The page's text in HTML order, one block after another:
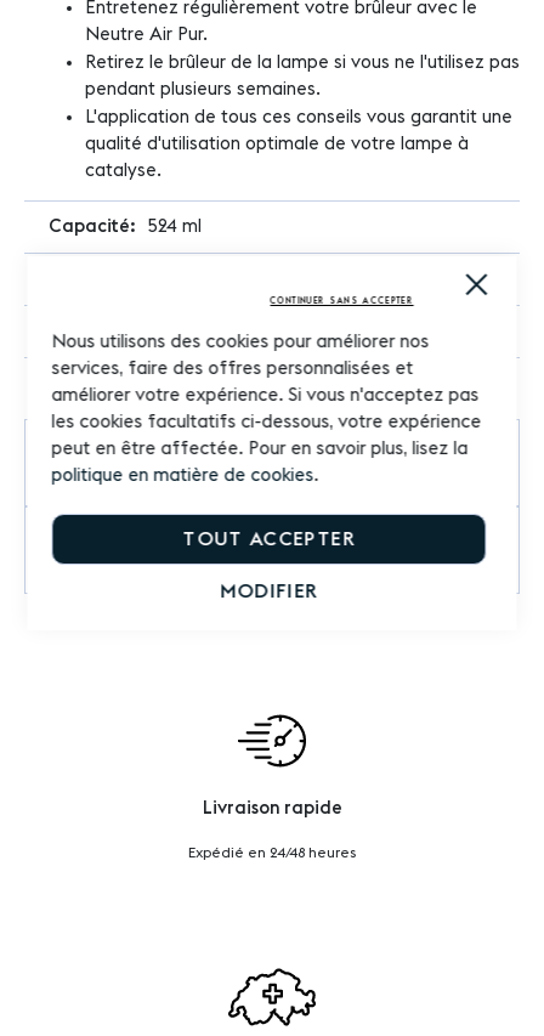
Close
Bar
Nous utilisons des cookies pour améliorer nos
services, faire des offres personnalisées et
améliorer votre expérience. Si vous n'acceptez pas
les cookies facultatifs ci-dessous, votre expérience
peut en être affectée. Pour en savoir plus, lisez la
politique en matière de cookies.
TOUT ACCEPTER
MODIFIER
CONTINUER SANS ACCEPTER
Entretenez régulièrement votre brûleur avec le
Neutre Air Pur.
Retirez le brûleur de la lampe si vous ne l'utilisez pas
pendant plusieurs semaines.
L'application de tous ces conseils vous garantit une
qualité d'utilisation optimale de votre lampe à
catalyse.
524 ml
Rechargeable
Commentaires
Questions sur le produit
Livraison rapide
Expédié en 24/48 heures